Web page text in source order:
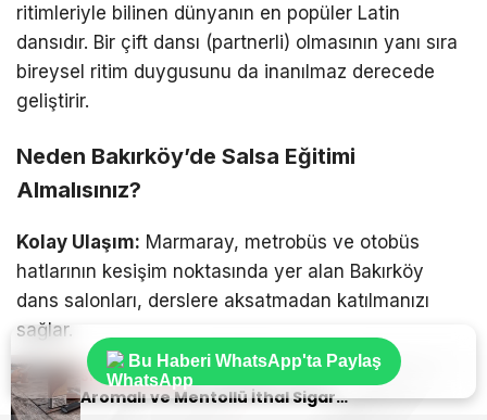
ritimleriyle bilinen dünyanın en popüler Latin
dansıdır. Bir çift dansı (partnerli) olmasının yanı sıra
bireysel ritim duygusunu da inanılmaz derecede
geliştirir.
Neden Bakırköy’de Salsa Eğitimi
Almalısınız?
Kolay Ulaşım: Marmaray, metrobüs ve otobüs
hatlarının kesişim noktasında yer alan Bakırköy
dans salonları, derslere aksatmadan katılmanızı
sağlar.
Sosyalleşme İmkânı: Salsa kursu Bakırköy
lokasyonunda katılabileceğiniz sınıflar, sizin gibi
Sıradaki Haber
Aromalı ve Mentollü İthal Sigara Tercihlerinde Oris Markası
Bu Haberi WhatsApp'ta Paylaş